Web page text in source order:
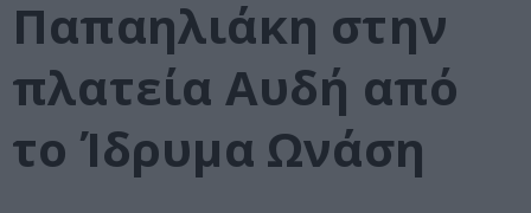
Παπαηλιάκη στην
πλατεία Αυδή από
το Ίδρυμα Ωνάση